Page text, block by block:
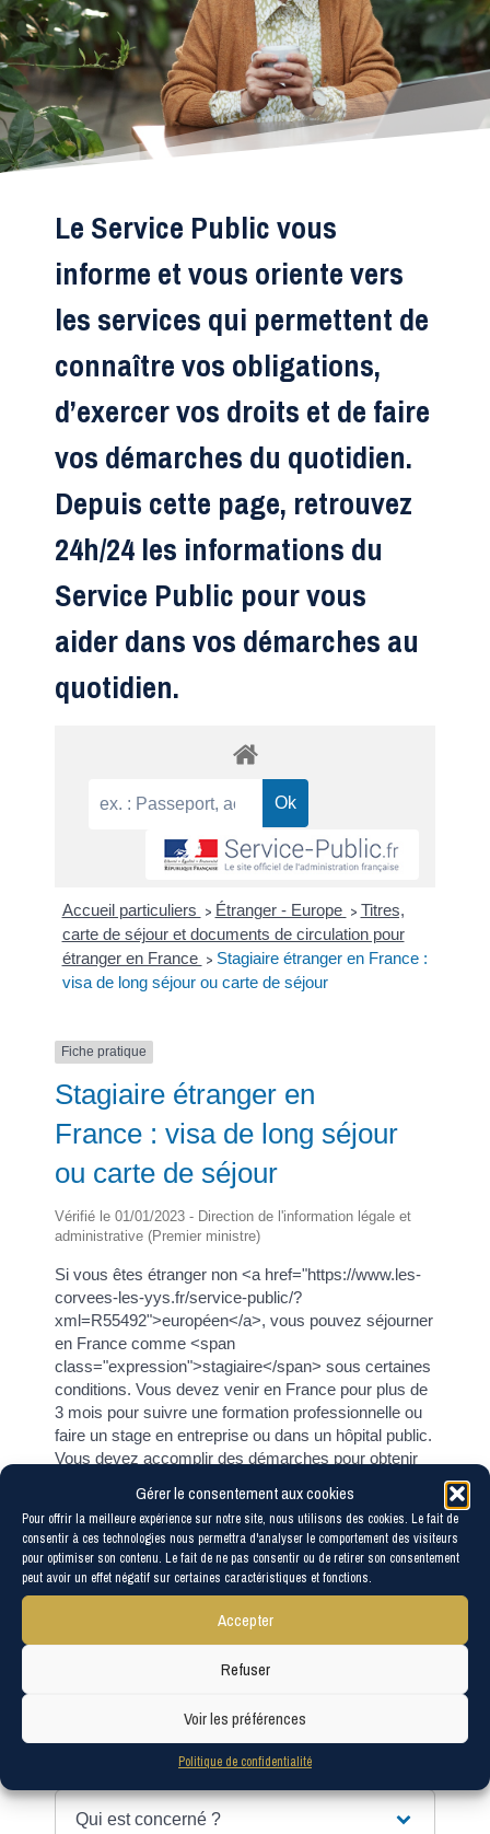
Gérer le consentement aux cookies
Pour offrir la meilleure expérience sur notre site, nous utilisons des cookies. Le fait de
consentir à ces technologies nous permettra d'analyser le comportement des visiteurs
pour optimiser son contenu. Le fait de ne pas consentir ou de retirer son consentement
peut avoir un effet négatif sur certaines caractéristiques et fonctions.
Accepter
Refuser
Voir les préférences
Politique de confidentialité
Le Service Public vous
informe et vous oriente vers
les services qui permettent de
connaître vos obligations,
d’exercer vos droits et de faire
vos démarches du quotidien.
Depuis cette page, retrouvez
24h/24 les informations du
Service Public pour vous
aider dans vos démarches au
quotidien.
Accueil particuliers > Étranger - Europe > Titres,
carte de séjour et documents de circulation pour
étranger en France > Stagiaire étranger en France :
visa de long séjour ou carte de séjour
Fiche pratique
Stagiaire étranger en
France : visa de long séjour
ou carte de séjour
Vérifié le 01/01/2023 - Direction de l'information légale et
administrative (Premier ministre)
Si vous êtes étranger non <a href="https://www.les-
corvees-les-yys.fr/service-public/?
xml=R55492">européen</a>, vous pouvez séjourner
en France comme <span
class="expression">stagiaire</span> sous certaines
conditions. Vous devez venir en France pour plus de
3 mois pour suivre une formation professionnelle ou
faire un stage en entreprise ou dans un hôpital public.
Vous devez accomplir des démarches pour obtenir
prolongé, vous devez demander une carte de séjour
en préfecture.
Stage en entreprise
Formation continue
Tout replier
Qui est concerné ?